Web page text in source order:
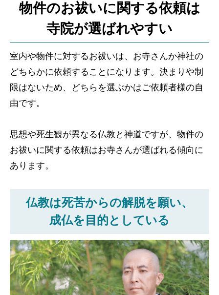
物件のお祓いに関する依頼は
寺院が選ばれやすい
室内や物件に対するお祓いは、お寺さんか神社の
どちらかに依頼することになります。決まりや制
限はないため、どちらを選ぶかはご依頼者様の自
由です。
思想や死生観が異なる仏教と神道ですが、物件の
お祓いに関する依頼はお寺さんが選ばれる傾向に
あります。
仏教は死苦からの解脱を願い、
成仏を目的としている